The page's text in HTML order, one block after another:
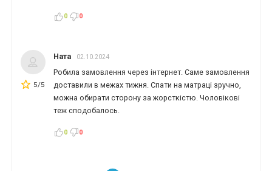
0 0
5/5
Ната 02.10.2024
Робила замовлення через інтернет. Саме замовлення
доставили в межах тижня. Спати на матраці зручно,
можна обирати сторону за жорсткістю. Чоловікові
теж сподобалось.
0 0